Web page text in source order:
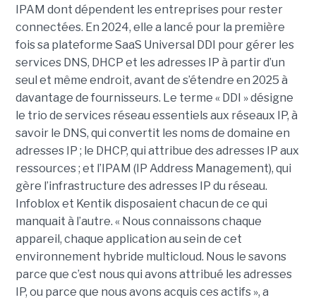
IPAM dont dépendent les entreprises pour rester
connectées. En 2024, elle a lancé pour la première
fois sa plateforme SaaS Universal DDI pour gérer les
services DNS, DHCP et les adresses IP à partir d’un
seul et même endroit, avant de s’étendre en 2025 à
davantage de fournisseurs. Le terme « DDI » désigne
le trio de services réseau essentiels aux réseaux IP, à
savoir le DNS, qui convertit les noms de domaine en
adresses IP ; le DHCP, qui attribue des adresses IP aux
ressources ; et l’IPAM (IP Address Management), qui
gère l’infrastructure des adresses IP du réseau.
Infoblox et Kentik disposaient chacun de ce qui
manquait à l’autre. « Nous connaissons chaque
appareil, chaque application au sein de cet
environnement hybride multicloud. Nous le savons
parce que c’est nous qui avons attribué les adresses
IP, ou parce que nous avons acquis ces actifs », a